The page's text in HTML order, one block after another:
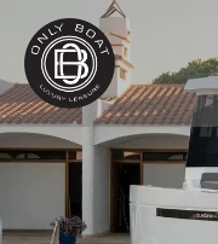
Panneau de